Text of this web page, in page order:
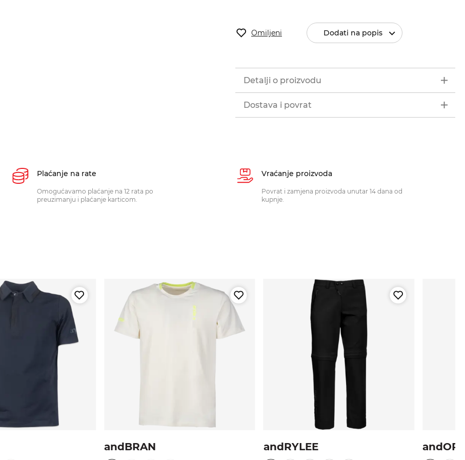
Omiljeni Dodati na popis
Detalji o proizvodu
Dostava i povrat
Plaćanje na rate
Omogućavamo plaćanje na 12 rata po
preuzimanju i plaćanje karticom.
Vraćanje proizvoda
Povrat i zamjena proizvoda unutar 14 dana od
kupnje.
andBRAN andRYLEE